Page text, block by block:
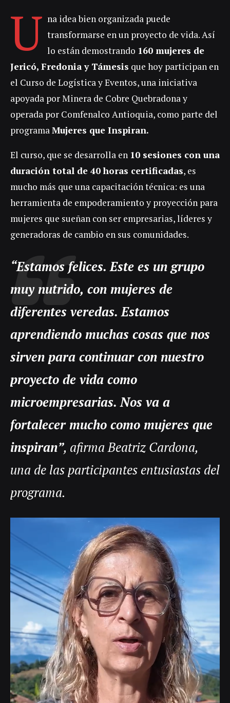
U na idea bien organizada puede
transformarse en un proyecto de vida. Así
lo están demostrando 160 mujeres de
Jericó, Fredonia y Támesis que hoy participan en
el Curso de Logística y Eventos, una iniciativa
apoyada por Minera de Cobre Quebradona y
operada por Comfenalco Antioquia, como parte del
programa Mujeres que Inspiran.
El curso, que se desarrolla en 10 sesiones con una
duración total de 40 horas certificadas, es
mucho más que una capacitación técnica: es una
herramienta de empoderamiento y proyección para
mujeres que sueñan con ser empresarias, líderes y
generadoras de cambio en sus comunidades.
“Estamos felices. Este es un grupo
muy nutrido, con mujeres de
diferentes veredas. Estamos
aprendiendo muchas cosas que nos
sirven para continuar con nuestro
proyecto de vida como
microempresarias. Nos va a
fortalecer mucho como mujeres que
inspiran”, afirma Beatriz Cardona,
una de las participantes entusiastas del
programa.